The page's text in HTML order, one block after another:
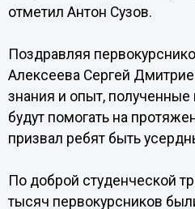
отметил Антон Сузов.
Поздравляя
Алексеева Сергей
знания и опыт, полученные
будут помогать на
призвал ребят быть
По доброй студенческой
тысяч первокурсников